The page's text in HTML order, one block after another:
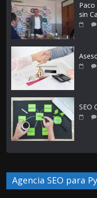
sin
SEO
Agencia SEO para